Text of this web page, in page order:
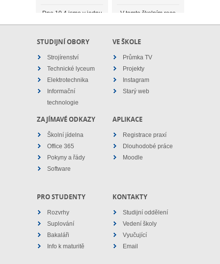
Dne 10.4 jsme v jednu
Valencie. Další den
krásným počasím. S
panem uči...
V tomto školním roce
stáže žáků a učitelů v
Španělsku, Itálii, Kypru
ve
STUDIJNÍ OBORY
Strojírenství
Technické lyceum
Elektrotechnika
Informační
technologie
VE ŠKOLE
Průmka TV
Projekty
Instagram
Starý web
ZAJÍMAVÉ ODKAZY
Školní jídelna
Office 365
Pokyny a řády
Software
APLIKACE
Registrace praxí
Dlouhodobé práce
Moodle
PRO STUDENTY
Rozvrhy
Suplování
Bakaláři
Info k maturitě
KONTAKTY
Studijní oddělení
Vedení školy
Vyučující
Email